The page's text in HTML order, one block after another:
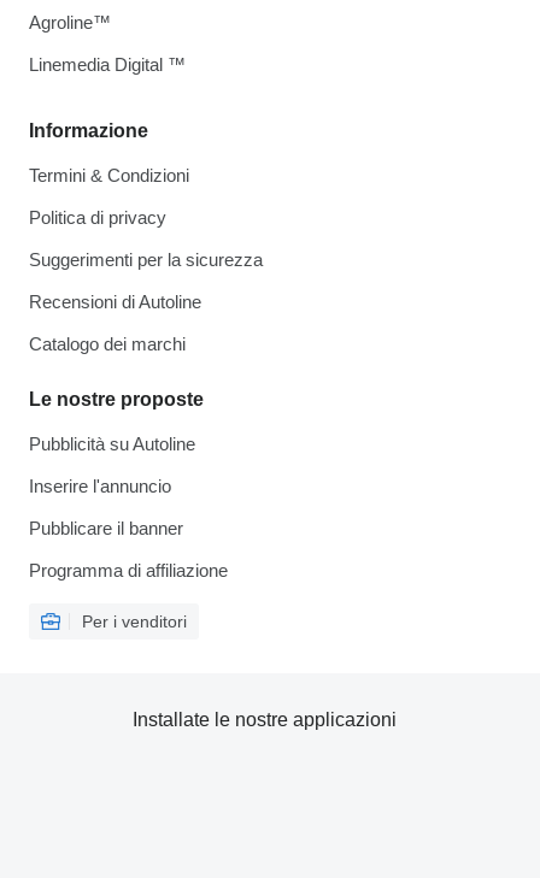
Informazione
Termini & Condizioni
Politica di privacy
Suggerimenti per la sicurezza
Recensioni di Autoline
Catalogo dei marchi
Le nostre proposte
Pubblicità su Autoline
Inserire l'annuncio
Pubblicare il banner
Programma di affiliazione
Per i venditori
Agroline™
Linemedia Digital ™
Installate le nostre applicazioni